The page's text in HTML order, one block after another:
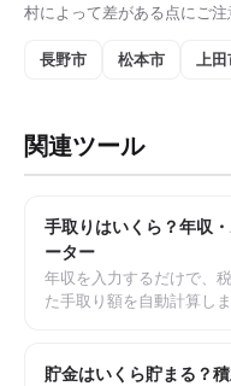
村によって差がある点にご注
長野市 松本市 上田
関連ツール
手取りはいくら？年収
ーター
年収を入力するだけで、
た手取り額を自動計算しま
貯金はいくら貯まる？